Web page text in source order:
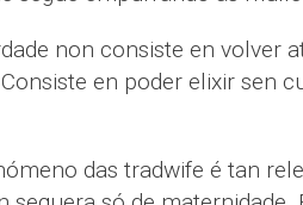
non consiste en volver
en poder elixir sen
das tradwife é tan